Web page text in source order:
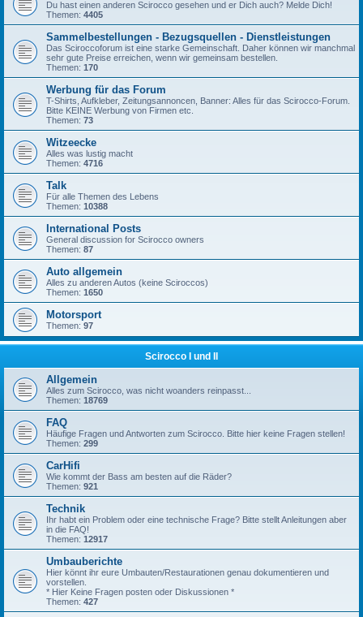
Du hast einen anderen Scirocco gesehen und er Dich auch? Melde Dich!
Themen: 4405
Sammelbestellungen - Bezugsquellen - Dienstleistungen
Das Sciroccoforum ist eine starke Gemeinschaft. Daher können wir manchmal
sehr gute Preise erreichen, wenn wir gemeinsam bestellen.
Themen: 170
Werbung für das Forum
T-Shirts, Aufkleber, Zeitungsannoncen, Banner: Alles für das Scirocco-Forum.
Bitte KEINE Werbung von Firmen etc.
Themen: 73
Witzeecke
Alles was lustig macht
Themen: 4716
Talk
Für alle Themen des Lebens
Themen: 10388
International Posts
General discussion for Scirocco owners
Themen: 87
Auto allgemein
Alles zu anderen Autos (keine Sciroccos)
Themen: 1650
Motorsport
Themen: 97
Scirocco I und II
Allgemein
Alles zum Scirocco, was nicht woanders reinpasst...
Themen: 18769
FAQ
Häufige Fragen und Antworten zum Scirocco. Bitte hier keine Fragen stellen!
Themen: 299
CarHifi
Wie kommt der Bass am besten auf die Räder?
Themen: 921
Technik
Ihr habt ein Problem oder eine technische Frage? Bitte stellt Anleitungen aber
in die FAQ!
Themen: 12917
Umbauberichte
Hier könnt ihr eure Umbauten/Restaurationen genau dokumentieren und
vorstellen.
* Hier Keine Fragen posten oder Diskussionen *
Themen: 427